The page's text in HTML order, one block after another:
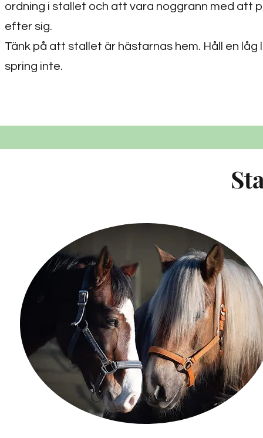
ordning i stallet och att vara noggrann med att
efter sig.
Tänk på att stallet är hästarnas hem. Håll en låg
spring inte.